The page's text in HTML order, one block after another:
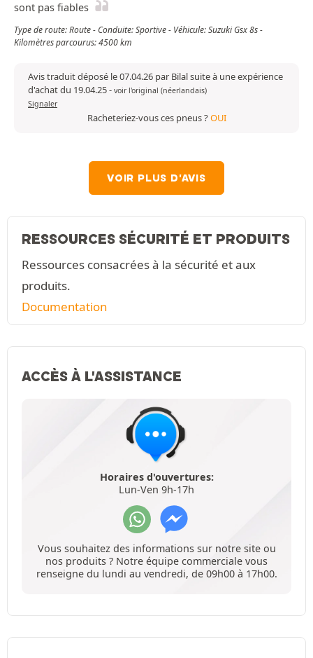
sont pas fiables
Type de route: Route - Conduite: Sportive - Véhicule: Suzuki Gsx 8s -
Kilomètres parcourus: 4500 km
Avis traduit déposé le 07.04.26 par Bilal suite à une expérience
d'achat du 19.04.25- voir l'original (néerlandais)
Signaler
Racheteriez-vous ces pneus ?OUI
VOIR PLUS D'AVIS
RESSOURCES SÉCURITÉ ET PRODUITS
Ressources consacrées à la sécurité et aux
produits.
Documentation
ACCÈS À L'ASSISTANCE
Horaires d'ouvertures:
Lun-Ven 9h-17h
Vous souhaitez des informations sur notre site ou
nos produits ? Notre équipe commerciale vous
renseigne du lundi au vendredi, de 09h00 à 17h00.